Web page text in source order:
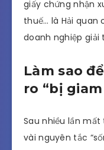
giấy chứng nhận
thuế… là Hải quan
doanh nghiệp giải
Làm sao
ro “bị
Sau nhiều lần
vài nguyên tắc